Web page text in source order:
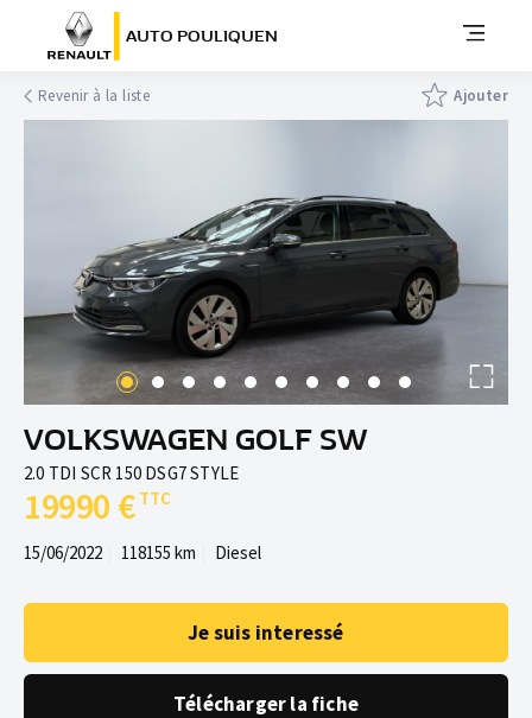
AUTO POULIQUEN
Revenir à la liste Ajouter
VOLKSWAGEN GOLF SW
2.0 TDI SCR 150 DSG7 STYLE
19990 €
15/06/2022 118155 km Diesel
Je suis interessé
Télécharger la fiche